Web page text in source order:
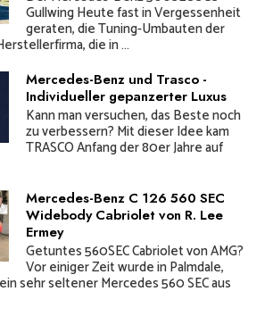
Gullwing Heute fast in Vergessenheit
geraten, die Tuning-Umbauten der
die in ...
Mercedes-Benz und Trasco -
Individueller gepanzerter Luxus
Kann man versuchen, das Beste noch
zu verbessern? Mit dieser Idee kam
TRASCO Anfang der 80er Jahre auf
Mercedes-Benz C 126 560 SEC
Widebody Cabriolet von R. Lee
Ermey
Getuntes 560SEC Cabriolet von AMG?
Vor einiger Zeit wurde in Palmdale,
sehr seltener Mercedes 560 SEC aus